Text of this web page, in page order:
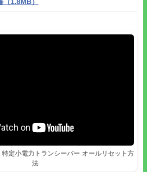
時間です。継ぎ足し充電が可能な内蔵リ
0095(700mAh 3.7V)を内蔵していま
PX7 / DJ-PX7G、DJ-PX10
ンシーバーと、共通のチャンネル、グルー
て使用できます。
下などがRGB多色LEDと音声ガイダンス
定小電力トランシーバー オールリセット方
法